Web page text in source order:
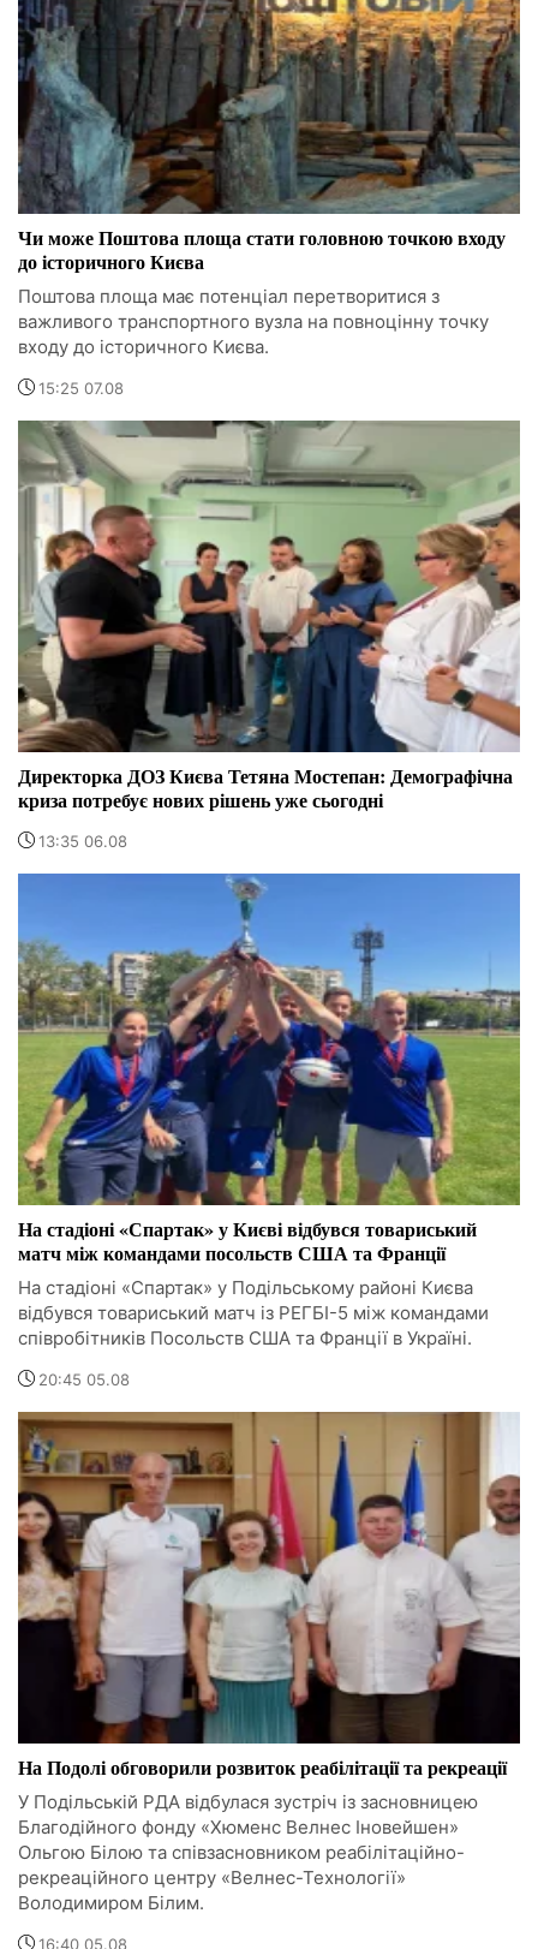
Чи може Поштова площа стати головною точкою входу
до історичного Києва
Поштова площа має потенціал перетворитися з
важливого транспортного вузла на повноцінну точку
входу до історичного Києва.
15:25 07.08
Директорка ДОЗ Києва Тетяна Мостепан: Демографічна
криза потребує нових рішень уже сьогодні
13:35 06.08
На стадіоні «Спартак» у Києві відбувся товариський
матч між командами посольств США та Франції
На стадіоні «Спартак» у Подільському районі Києва
відбувся товариський матч із РЕГБІ-5 між командами
співробітників Посольств США та Франції в Україні.
20:45 05.08
На Подолі обговорили розвиток реабілітації та рекреації
У Подільській РДА відбулася зустріч із засновницею
Благодійного фонду «Хюменс Велнес Іновейшен»
Ольгою Білою та співзасновником реабілітаційно-
рекреаційного центру «Велнес-Технології»
Володимиром Білим.
16:40 05.08